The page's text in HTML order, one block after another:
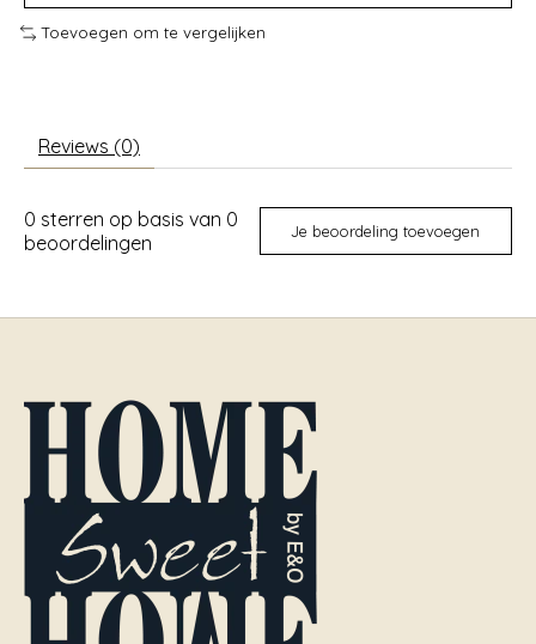
Toevoegen om te vergelijken
Reviews (0)
0 sterren op basis van 0
beoordelingen
Je beoordeling toevoegen